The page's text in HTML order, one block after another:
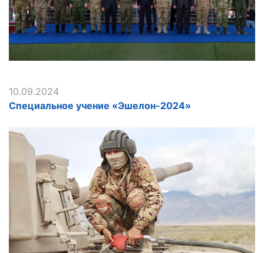
10.09.2024
Специальное учение «Эшелон-2024»